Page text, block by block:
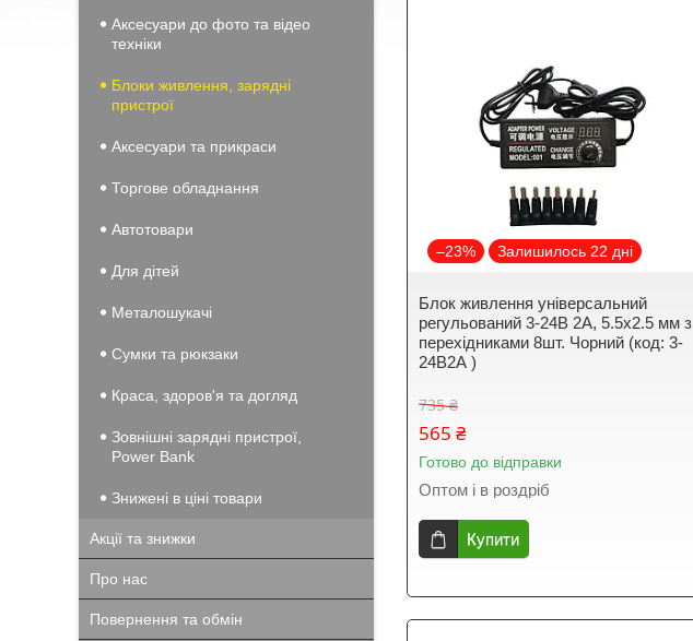
–23% Залишилось 22 дні
Блок живлення універсальний
регульований 3-24В 2А, 5.5x2.5 мм з
перехідниками 8шт. Чорний (код: 3-
24В2А )
735 ₴
565 ₴
Готово до відправки
Оптом і в роздріб
Купити
Аксесуари до фото та відео
техніки
Блоки живлення, зарядні
пристрої
Аксесуари та прикраси
Торгове обладнання
Автотовари
Для дітей
Металошукачі
Сумки та рюкзаки
Краса, здоров'я та догляд
Зовнішні зарядні пристрої,
Power Bank
Знижені в ціні товари
Акції та знижки
Про нас
Повернення та обмін